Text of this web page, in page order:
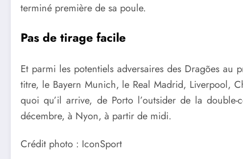
terminé première de sa poule.
Pas de tirage facile
Et parmi les potentiels adversaires des Dragões
titre, le Bayern Munich, le Real Madrid, Liverpool,
quoi qu’il arrive, de Porto l’outsider de la
décembre, à Nyon, à partir de midi.
Crédit photo : IconSport